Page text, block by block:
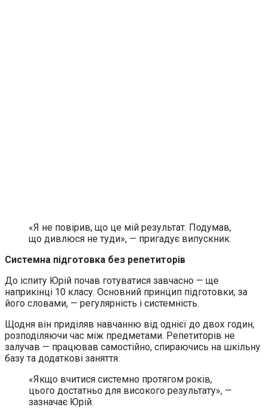
«Я не повірив, що це мій результат. Подумав,
що дивлюся не туди», — пригадує випускник.
Системна підготовка без репетиторів
До іспиту Юрій почав готуватися завчасно — ще
наприкінці 10 класу. Основний принцип підготовки, за
його словами, — регулярність і системність.
Щодня він приділяв навчанню від однієї до двох годин,
розподіляючи час між предметами. Репетиторів не
залучав — працював самостійно, спираючись на шкільну
базу та додаткові заняття.
«Якщо вчитися системно протягом років,
цього достатньо для високого результату», —
зазначає Юрій.